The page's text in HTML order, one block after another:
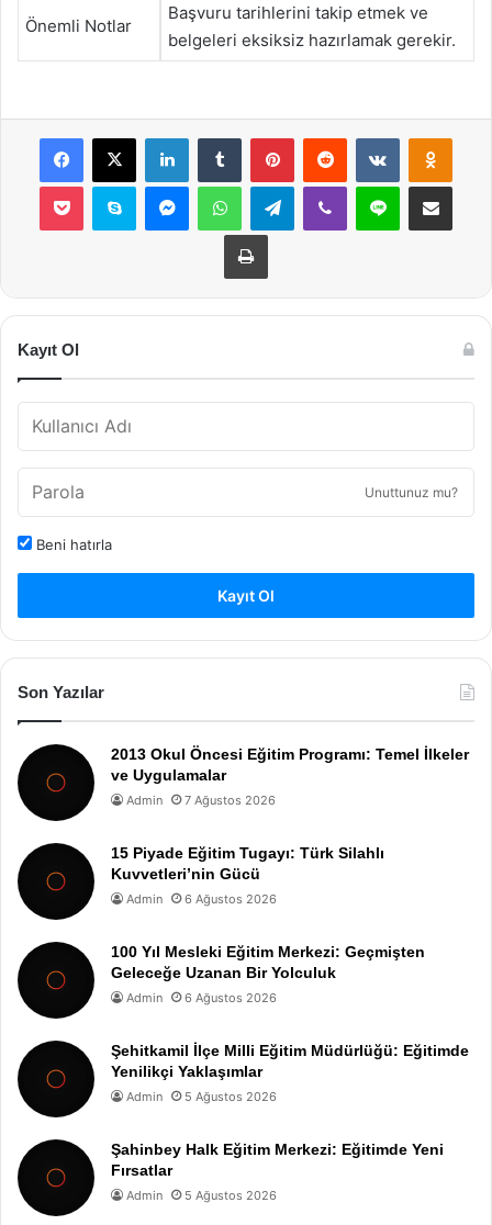
Önemli Notlar
Başvuru tarihlerini takip etmek ve
belgeleri eksiksiz hazırlamak gerekir.
Facebook
X LinkedInTumblr PinterestReddit VKontakte
Pocket Skype MessengerWhatsAppTelegramViber Line E-Posta ile
Yazdır
Kayıt Ol
Unuttunuz mu?
Beni hatırla
Kayıt Ol
Son Yazılar
2013 Okul Öncesi Eğitim Programı: Temel İlkeler
ve Uygulamalar
Admin 7 Ağustos 2026
15 Piyade Eğitim Tugayı: Türk Silahlı
Kuvvetleri’nin Gücü
Admin 6 Ağustos 2026
100 Yıl Mesleki Eğitim Merkezi: Geçmişten
Geleceğe Uzanan Bir Yolculuk
Admin 6 Ağustos 2026
Şehitkamil İlçe Milli Eğitim Müdürlüğü: Eğitimde
Yenilikçi Yaklaşımlar
Admin 5 Ağustos 2026
Şahinbey Halk Eğitim Merkezi: Eğitimde Yeni
Fırsatlar
Admin 5 Ağustos 2026